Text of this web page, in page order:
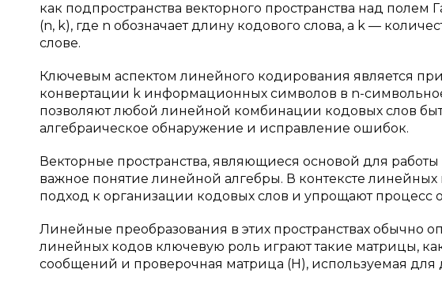
как подпространства векторного пространства над полем
(n, k), где n обозначает длину кодового слова, а k —
слове.
Ключевым аспектом линейного кодирования является
конвертации k информационных символов в n-
позволяют любой линейной комбинации кодовых слов
алгебраическое обнаружение и исправление ошибок.
Векторные пространства, являющиеся основой для
важное понятие линейной алгебры. В контексте
подход к организации кодовых слов и упрощают процесс
Линейные преобразования в этих пространствах обычно
линейных кодов ключевую роль играют такие матрицы,
сообщений и проверочная матрица (H), используемая